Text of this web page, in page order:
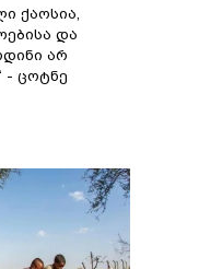
ქაოსია,
და
არ
- ცოტნე